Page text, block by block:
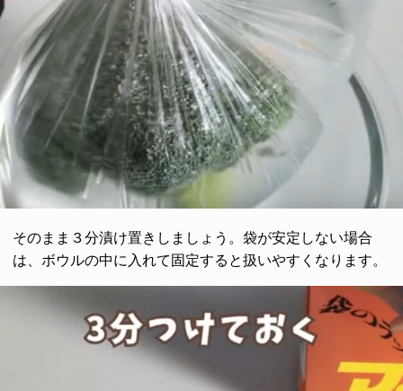
そのまま３分漬け置きしましょう。袋が安定しない場合
は、ボウルの中に入れて固定すると扱いやすくなります。